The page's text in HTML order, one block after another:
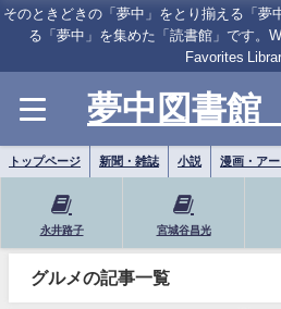
そのときどきの「夢中」をとり揃える「夢
る「夢中」を集めた「読書館」です。
Favorites
夢中図書
トップページ 新聞・雑誌 小説 漫画・アー
永井路子 宮城谷昌光
グルメの記事一覧